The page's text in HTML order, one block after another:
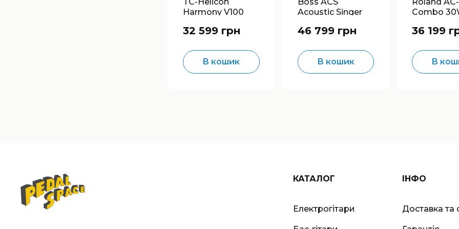
Harmony V100
Acoustic
32 599 грн
В кошик
Acoustic Singer
Acoustic
46 799 грн
В кошик
Combo
36 199
В
КАТАЛОГ
Електрогітари
ІНФО
Доставка та